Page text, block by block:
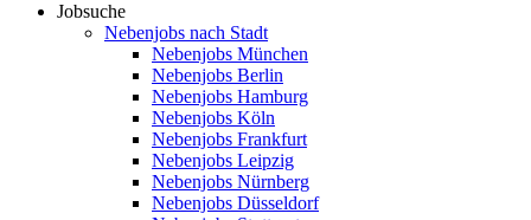
Jobsuche
Nebenjobs nach Stadt
Nebenjobs München
Nebenjobs Berlin
Nebenjobs Hamburg
Nebenjobs Köln
Nebenjobs Frankfurt
Nebenjobs Leipzig
Nebenjobs Nürnberg
Nebenjobs Düsseldorf